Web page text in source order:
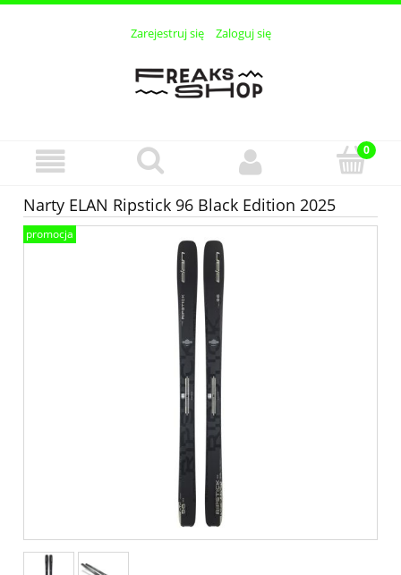
Zarejestruj się Zaloguj się
Narty ELAN Ripstick 96 Black Edition 2025
promocja